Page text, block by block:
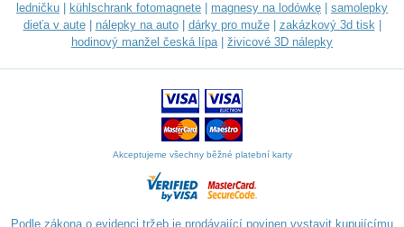
ledničku
kühlschrank fotomagnete magnesy na lodówkę
samolepky
dieťa v aute| nálepky na auto| dárky pro muže| zakázkový 3d tisk|
hodinový manžel česká lípa| živicové 3D nálepky
Akceptujeme všechny běžné platební karty
Podle zákona o evidenci tržeb je prodávající povinen vystavit kupujícímu